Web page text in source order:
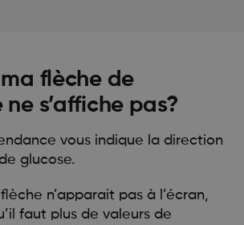
flèche de
s’affiche pas?
vous indique la direction
glucose.
n’apparait pas à l’écran,
faut plus de valeurs de